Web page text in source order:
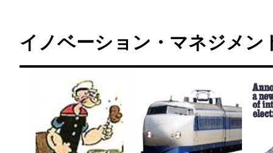
テ
イノベーション・マネジメン